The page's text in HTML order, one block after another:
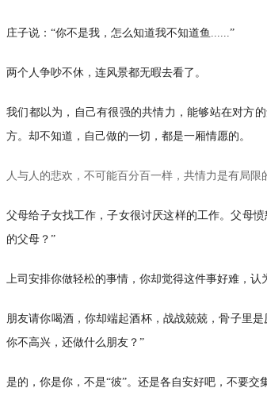
庄子说：“你不是我，怎么知道我不知道鱼......”
两个人争吵不休，连风景都无暇去看了。
我们都以为，自己有很强的共情力，能够站在对方
方。却不知道，自己做的一切，都是一厢情愿的。
人与人的悲欢，不可能百分百一样，共情力是有局限
父母给子女找工作，子女很讨厌这样的工作。父母
的父母？”
上司安排你做轻松的事情，你却觉得这件事好难，
朋友请你喝酒，你却端起酒杯，战战兢兢，骨子里
你不高兴，还做什么朋友？”
是的，你是你，不是“彼”。还是各自安好吧，不要交